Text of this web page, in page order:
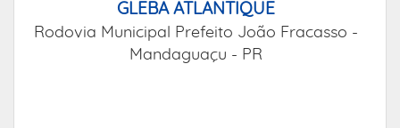
GLEBA ATLANTIQUE
Rodovia Municipal Prefeito João Fracasso -
Mandaguaçu - PR